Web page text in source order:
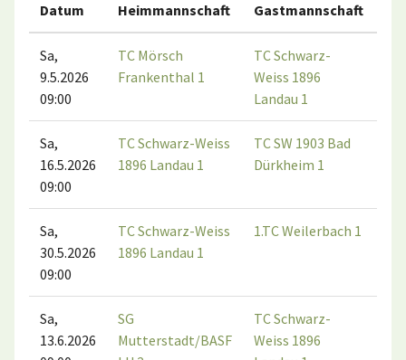
Datum Heimmannschaft Gastmannschaft
Sa,
9.5.2026
09:00
TC Mörsch
Frankenthal 1
TC Schwarz-
Weiss 1896
Landau 1
Sa,
16.5.2026
09:00
TC Schwarz-Weiss
1896 Landau 1
TC SW 1903 Bad
Dürkheim 1
Sa,
30.5.2026
09:00
TC Schwarz-Weiss
1896 Landau 1
1.TC Weilerbach 1
Sa,
13.6.2026
SG
Mutterstadt/BASF
TC Schwarz-
Weiss 1896